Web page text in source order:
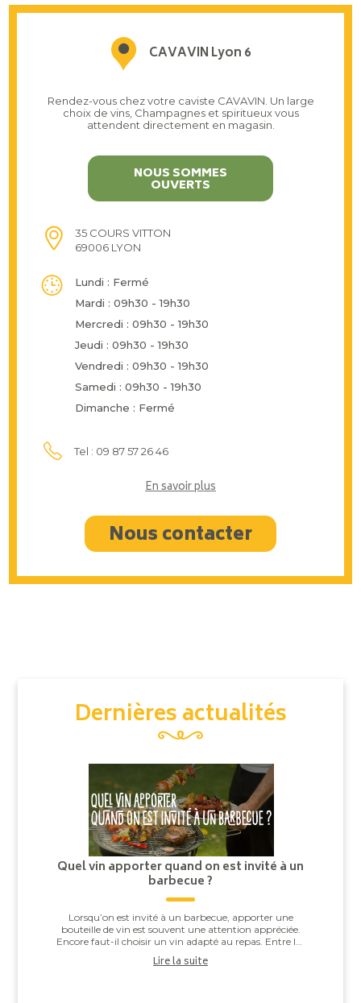
CAVAVIN Lyon 6
Rendez-vous chez votre caviste CAVAVIN. Un large
choix de vins, Champagnes et spiritueux vous
attendent directement en magasin.
NOUS SOMMES
OUVERTS
35 COURS VITTON
69006 LYON
Lundi : Fermé
Mardi : 09h30 - 19h30
Mercredi : 09h30 - 19h30
Jeudi : 09h30 - 19h30
Vendredi : 09h30 - 19h30
Samedi : 09h30 - 19h30
Dimanche : Fermé
Tel : 09 87 57 26 46
En savoir plus
Nous contacter
Dernières actualités
Quel vin apporter quand on est invité à un
barbecue ?
Lorsqu’on est invité à un barbecue, apporter une
bouteille de vin est souvent une attention appréciée.
Encore faut-il choisir un vin adapté au repas. Entre les
Lire la suite